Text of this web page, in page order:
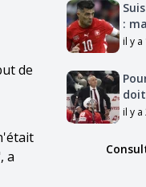
de
a
:
il y a
il y a